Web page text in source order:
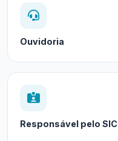
Ouvidoria
Responsável pelo SIC